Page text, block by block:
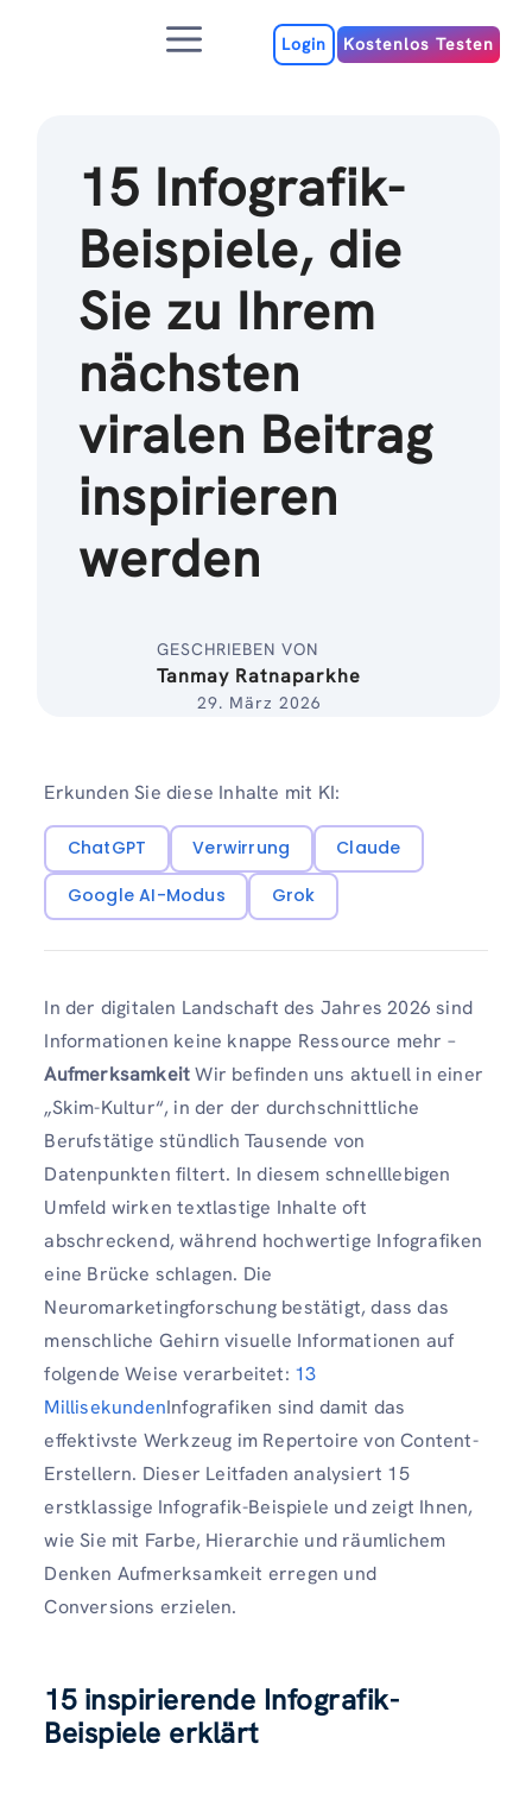
MenuLogin Kostenlos Testen
15 Infografik-
Beispiele, die
Sie zu Ihrem
nächsten
viralen Beitrag
inspirieren
werden
GESCHRIEBEN VON
Tanmay Ratnaparkhe
29. März 2026
Erkunden Sie diese Inhalte mit KI:
ChatGPT Verwirrung
Claude
Google AI-Modus
Grok
In der digitalen Landschaft des Jahres 2026 sind
Informationen keine knappe Ressource mehr –
AufmerksamkeitWir befinden uns aktuell in einer
„Skim-Kultur“, in der der durchschnittliche
Berufstätige stündlich Tausende von
Datenpunkten filtert. In diesem schnelllebigen
Umfeld wirken textlastige Inhalte oft
abschreckend, während hochwertige Infografiken
eine Brücke schlagen. Die
Neuromarketingforschung bestätigt, dass das
menschliche Gehirn visuelle Informationen auf
folgende Weise verarbeitet: 13
MillisekundenInfografiken sind damit das
effektivste Werkzeug im Repertoire von Content-
Erstellern. Dieser Leitfaden analysiert 15
erstklassige Infografik-Beispiele und zeigt Ihnen,
wie Sie mit Farbe, Hierarchie und räumlichem
Denken Aufmerksamkeit erregen und
Conversions erzielen.
15 inspirierende Infografik-
Beispiele erklärt